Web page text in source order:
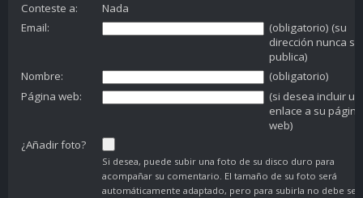
Conteste a:
Nada
Email:
(obligatorio) (su
dirección nunca se
publica)
Nombre:
(obligatorio)
Página web:
(si desea incluir un
enlace a su página
web)
¿Añadir foto?
Si desea, puede subir una foto de su disco duro para
acompañar su comentario. El tamaño de su foto será
automáticamente adaptado, pero para subirla no debe ser